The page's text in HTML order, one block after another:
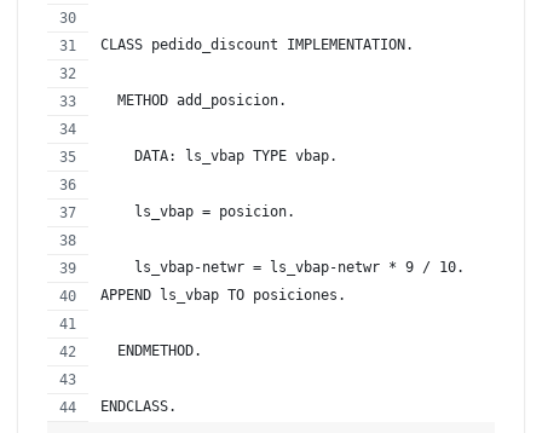
CLASS pedido_discount IMPLEMENTATION.
  METHOD add_posicion.
    DATA: ls_vbap TYPE vbap.
    ls_vbap = posicion.
    ls_vbap-netwr = ls_vbap-netwr * 9 / 10.
APPEND ls_vbap TO posiciones.
  ENDMETHOD.
ENDCLASS.